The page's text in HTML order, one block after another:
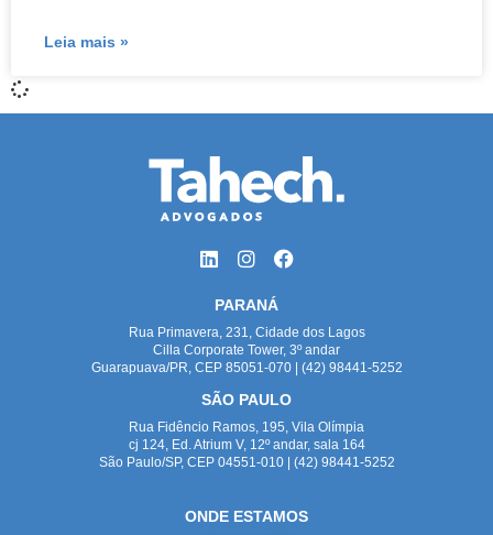
Leia mais »
PARANÁ
Rua Primavera, 231, Cidade dos Lagos
Cilla Corporate Tower, 3º andar
Guarapuava/PR, CEP 85051-070 | (42) 98441-5252
SÃO PAULO
Rua Fidêncio Ramos, 195, Vila Olímpia
cj 124, Ed. Atrium V, 12º andar, sala 164
São Paulo/SP, CEP 04551-010 | (42) 98441-5252
ONDE ESTAMOS